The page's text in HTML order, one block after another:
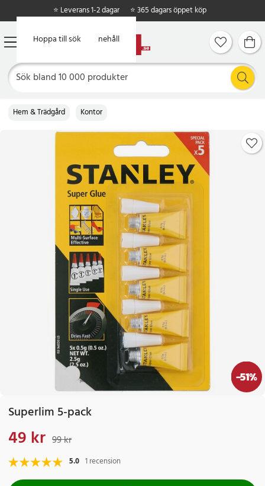
Hoppa till huvudinnehåll
Hoppa till sök
⭐ Leverans 1-2 dagar ⭐ 365 dagars öppet köp
Hem & Trädgård Kontor
-51%
Superlim 5-pack
Nuvarande pris
49 kr 99 kr
5.0 1 recension